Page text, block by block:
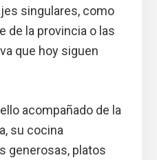
singulares, como
de la provincia o las
que hoy siguen
acompañado de la
su cocina
generosas, platos